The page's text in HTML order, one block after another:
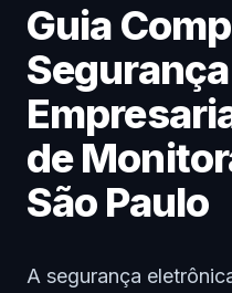
Guia
de
São Paulo
A segurança